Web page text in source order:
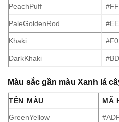
PeachPuff
PaleGoldenRod
Khaki
DarkKhaki
Màu sắc gần màu Xanh lá
TÊN MÀU MÃ
GreenYellow